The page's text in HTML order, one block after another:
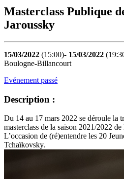
Masterclass Publique
Jaroussky
15/03/2022 (15:00)- 15/03/2022
Boulogne-Billancourt
Evénement passé
Description :
Du 14 au 17 mars 2022 se déroule la
masterclass de la saison 2021/2022
L’occasion de (ré)entendre les 20
Tchaïkovsky.